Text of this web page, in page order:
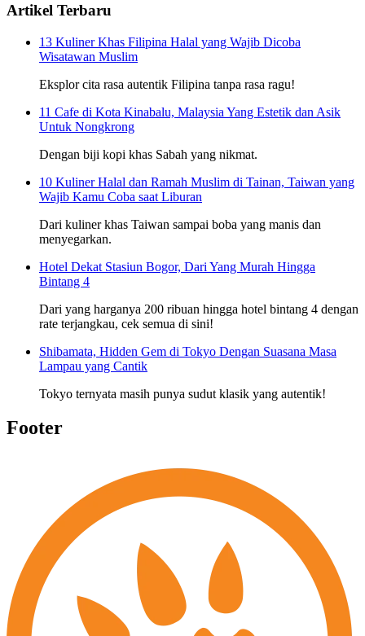
Artikel Terbaru
13 Kuliner Khas Filipina Halal yang Wajib Dicoba
Wisatawan Muslim
Eksplor cita rasa autentik Filipina tanpa rasa ragu!
11 Cafe di Kota Kinabalu, Malaysia Yang Estetik dan Asik
Untuk Nongkrong
Dengan biji kopi khas Sabah yang nikmat.
10 Kuliner Halal dan Ramah Muslim di Tainan, Taiwan yang
Wajib Kamu Coba saat Liburan
Dari kuliner khas Taiwan sampai boba yang manis dan
menyegarkan.
Hotel Dekat Stasiun Bogor, Dari Yang Murah Hingga
Bintang 4
Dari yang harganya 200 ribuan hingga hotel bintang 4 dengan
rate terjangkau, cek semua di sini!
Shibamata, Hidden Gem di Tokyo Dengan Suasana Masa
Lampau yang Cantik
Tokyo ternyata masih punya sudut klasik yang autentik!
Footer